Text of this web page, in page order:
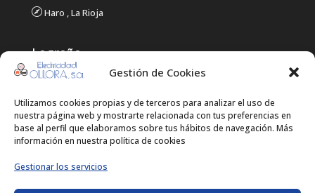
Gestión de Cookies
Utilizamos cookies propias y de terceros para analizar el uso de
nuestra página web y mostrarte relacionada con tus preferencias en
base al perfil que elaboramos sobre tus hábitos de navegación. Más
información en nuestra política de cookies
Gestionar los servicios
Haro , La Rioja
Logroño
Oficinas: 941 21 14 61
 Duques de Najera, 96
C.P.: 26005